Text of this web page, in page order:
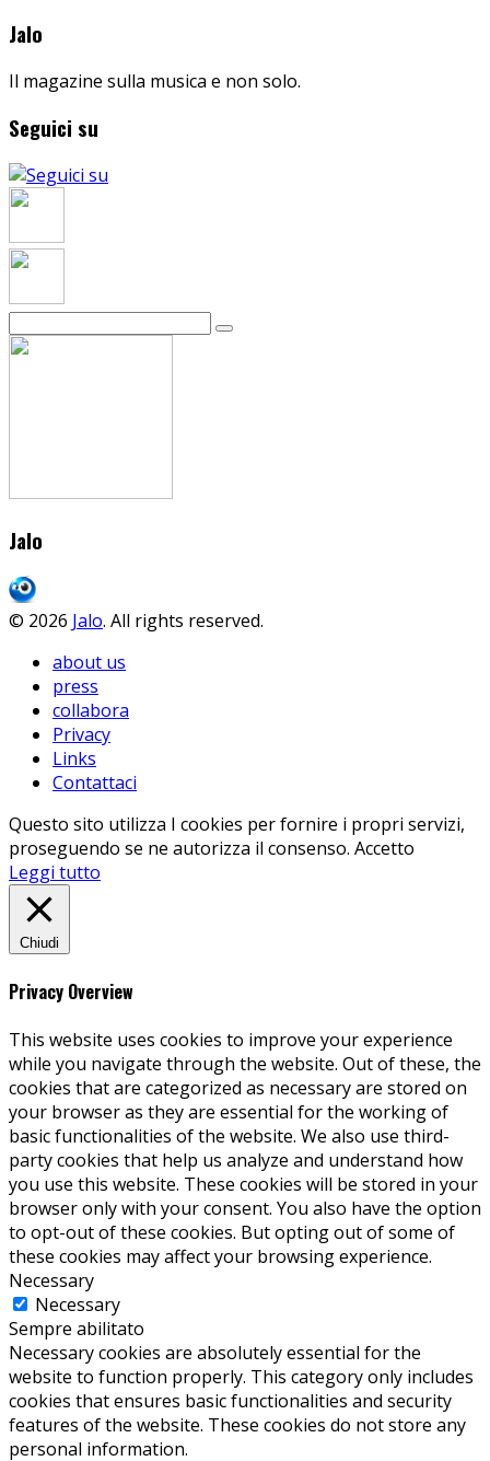
Jalo
Il magazine sulla musica e non solo.
Seguici su
Jalo
© 2026 Jalo. All rights reserved.
about us
press
collabora
Privacy
Links
Contattaci
Questo sito utilizza I cookies per fornire i propri servizi,
proseguendo se ne autorizza il consenso. Accetto
Leggi tutto
Chiudi
Privacy Overview
This website uses cookies to improve your experience
while you navigate through the website. Out of these, the
cookies that are categorized as necessary are stored on
your browser as they are essential for the working of
basic functionalities of the website. We also use third-
party cookies that help us analyze and understand how
you use this website. These cookies will be stored in your
browser only with your consent. You also have the option
to opt-out of these cookies. But opting out of some of
these cookies may affect your browsing experience.
Necessary
Necessary
Sempre abilitato
Necessary cookies are absolutely essential for the
website to function properly. This category only includes
cookies that ensures basic functionalities and security
features of the website. These cookies do not store any
personal information.